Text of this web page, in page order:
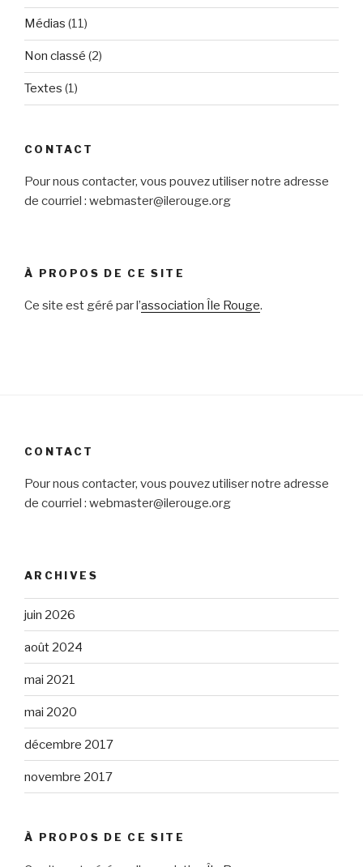
Médias (11)
Non classé (2)
Textes (1)
CONTACT
Pour nous contacter, vous pouvez utiliser notre adresse
de courriel : webmaster@ilerouge.org
À PROPOS DE CE SITE
Ce site est géré par l’association Île Rouge.
CONTACT
Pour nous contacter, vous pouvez utiliser notre adresse
de courriel : webmaster@ilerouge.org
ARCHIVES
juin 2026
août 2024
mai 2021
mai 2020
décembre 2017
novembre 2017
À PROPOS DE CE SITE